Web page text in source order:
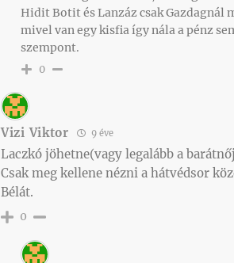
Hidit Botit és Lanzáz csak Gazdagnál
mivel van egy kisfia így nála a pénz
szempont.
0
Vizi Viktor 9 éve
Laczkó jöhetne(vagy legalább a
Csak meg kellene nézni a hátvédsor
Bélát.
0